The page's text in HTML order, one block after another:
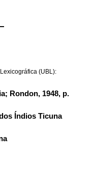
(UBL):
Rondon, 1948, p.
Índios Ticuna